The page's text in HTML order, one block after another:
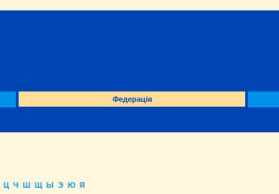
Федерація
Ц Ч Ш Щ Ы Э Ю Я